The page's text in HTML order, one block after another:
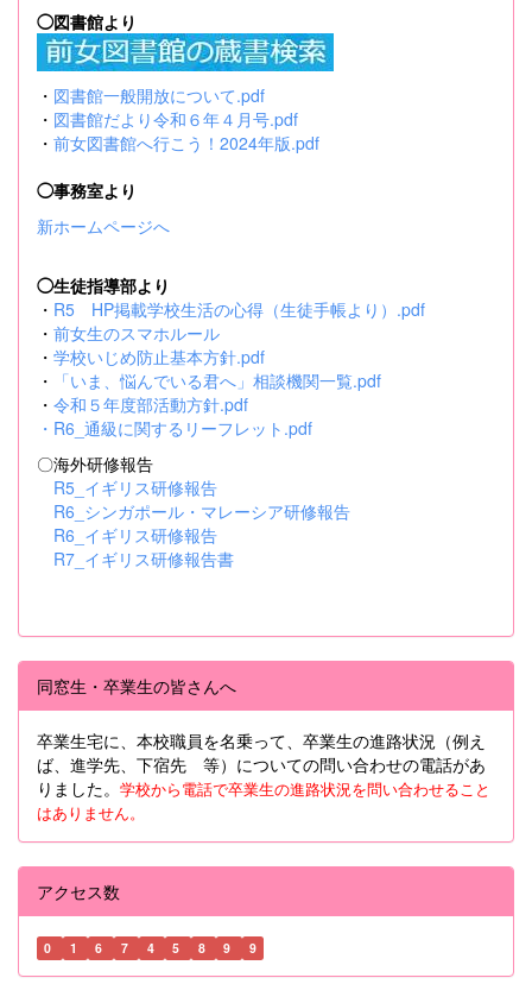
◯図書館より
・ 図書館一般開放について.pdf
・ 図書館だより令和６年４月号.pdf
・ 前女図書館へ行こう！2024年版.pdf
◯事務室より
新ホームページへ
◯生徒指導部より
・ R5 HP掲載学校生活の心得（生徒手帳より）.pdf
・ 前女生のスマホルール
・ 学校いじめ防止基本方針.pdf
・
「いま、悩んでいる君へ」相談機関一覧.pdf
・ 令和５年度部活動方針.pdf
・ R6_通級に関するリーフレット.pdf
〇海外研修報告
R5_イギリス研修報告
R6_シンガポール・マレーシア研修報告
R6_イギリス研修報告
R7_イギリス研修報告書
同窓生・卒業生の皆さんへ
卒業生宅に、本校職員を名乗って、卒業生の進路状況（例え
ば、進学先、下宿先 等）についての問い合わせの電話があ
りました。 学校から電話で卒業生の進路状況を問い合わせること
はありません。
アクセス数
0 1 6 7 4 5 8 9 9